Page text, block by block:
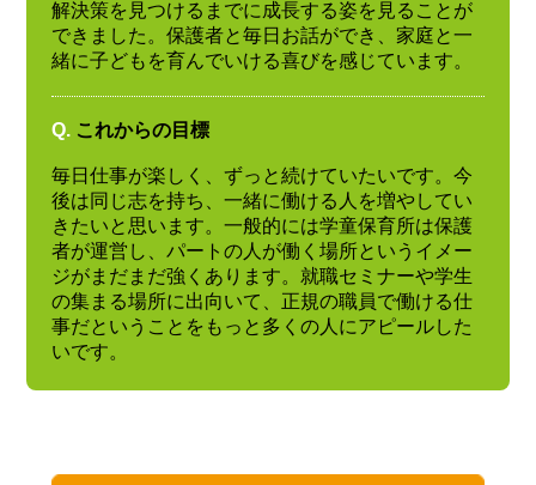
解決策を見つけるまでに成長する姿を見ることが
できました。保護者と毎日お話ができ、家庭と一
緒に子どもを育んでいける喜びを感じています。
Q. これからの目標
毎日仕事が楽しく、ずっと続けていたいです。今
後は同じ志を持ち、一緒に働ける人を増やしてい
きたいと思います。一般的には学童保育所は保護
者が運営し、パートの人が働く場所というイメー
ジがまだまだ強くあります。就職セミナーや学生
の集まる場所に出向いて、正規の職員で働ける仕
事だということをもっと多くの人にアピールした
いです。